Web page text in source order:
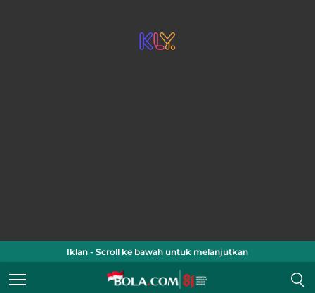
Iklan - Scroll ke bawah untuk melanjutkan